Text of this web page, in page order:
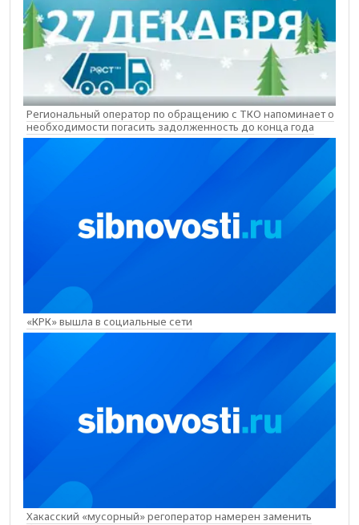
Региональный оператор по обращению с ТКО напоминает о
необходимости погасить задолженность до конца года
«КРК» вышла в социальные сети
Хакасский «мусорный» регоператор намерен заменить